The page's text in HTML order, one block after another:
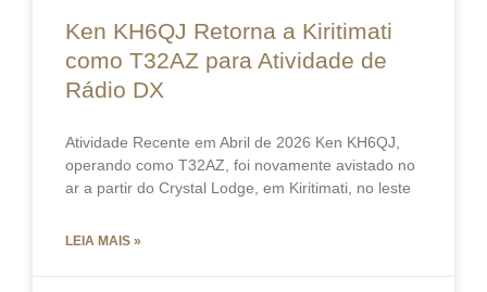
Ken KH6QJ Retorna a Kiritimati
como T32AZ para Atividade de
Rádio DX
Atividade Recente em Abril de 2026 Ken KH6QJ,
operando como T32AZ, foi novamente avistado no
ar a partir do Crystal Lodge, em Kiritimati, no leste
LEIA MAIS »